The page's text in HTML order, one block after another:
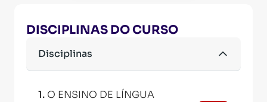
DISCIPLINAS DO CURSO
Disciplinas
1. O ENSINO DE LÍNGUA